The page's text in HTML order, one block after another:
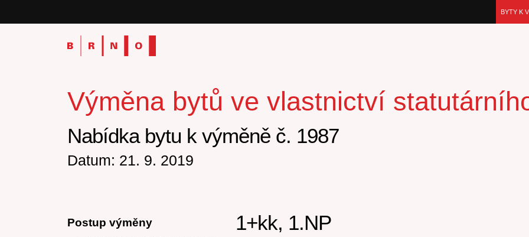
BYTY K
Výměna bytů ve vlastnictví
Nabídka bytu k výměně č. 1987
Datum: 21. 9. 2019
Postup výměny 1+kk, 1.NP